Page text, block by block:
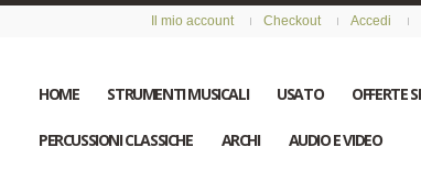
Il mio account Checkout Accedi
HOME STRUMENTI MUSICALI USATO OFFERTE
PERCUSSIONI CLASSICHE ARCHI AUDIO E VIDEO